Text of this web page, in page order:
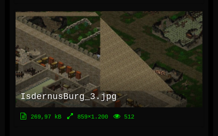
IsdernusBurg_3.jpg
269,97 kB 859×1.200 512